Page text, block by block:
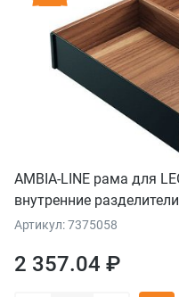
AMBIA-LINE рама для
внутренние
ширина=242 мм, орех
Артикул: 7375058
2 357.04 ₽